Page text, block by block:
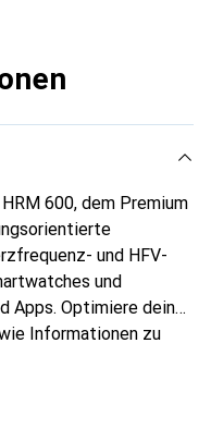
600, dem Premium
und HFV-
und
Apps. Optimiere dein
Informationen zu
Fusses zu